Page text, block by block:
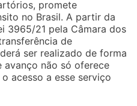
promete
no Brasil. A partir da
3965/21 pela Câmara dos
de
ser realizado de forma
avanço não só oferece
acesso a esse serviço